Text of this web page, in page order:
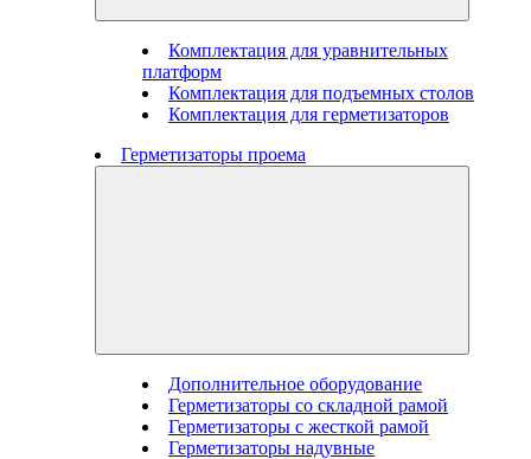
Комплектация для уравнительных
платформ
Комплектация для подъемных столов
Комплектация для герметизаторов
Герметизаторы проема
Дополнительное оборудование
Герметизаторы со складной рамой
Герметизаторы с жесткой рамой
Герметизаторы надувные